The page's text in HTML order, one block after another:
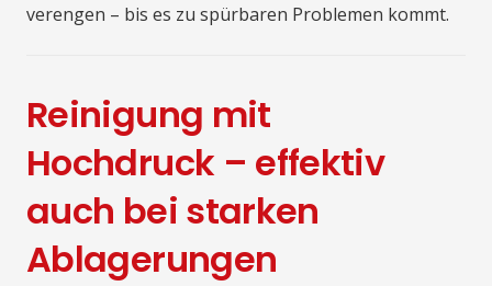
verengen – bis es zu spürbaren Problemen kommt.
Reinigung mit
Hochdruck – effektiv
auch bei starken
Ablagerungen